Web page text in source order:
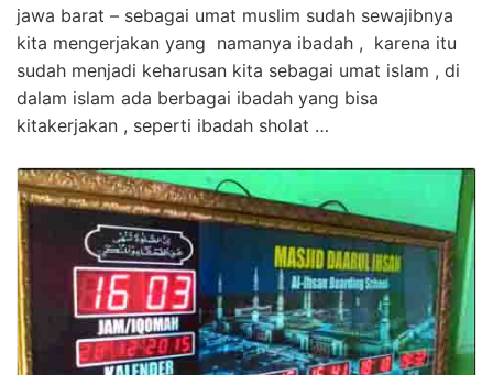
jawa barat – sebagai umat muslim sudah sewajibnya
kita mengerjakan yang namanya ibadah , karena itu
sudah menjadi keharusan kita sebagai umat islam , di
dalam islam ada berbagai ibadah yang bisa
kitakerjakan , seperti ibadah sholat …